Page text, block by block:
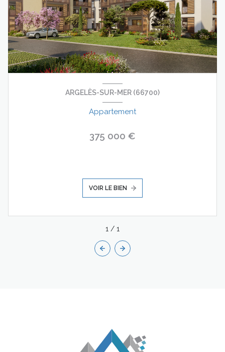
ARGELÈS-SUR-MER (66700)
Appartement
375 000 €
VOIR LE BIEN
1 / 1